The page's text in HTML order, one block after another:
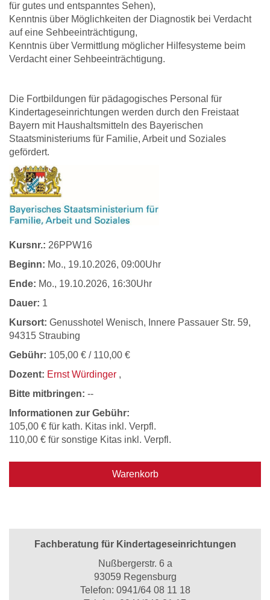
für gutes und entspanntes Sehen),
Kenntnis über Möglichkeiten der Diagnostik bei Verdacht
auf eine Sehbeeinträchtigung,
Kenntnis über Vermittlung möglicher Hilfesysteme beim
Verdacht einer Sehbeeinträchtigung.
Die Fortbildungen für pädagogisches Personal für
Kindertageseinrichtungen werden durch den Freistaat
Bayern mit Haushaltsmitteln des Bayerischen
Staatsministeriums für Familie, Arbeit und Soziales
gefördert.
Kursnr.: 26PPW16
Beginn: Mo., 19.10.2026, 09:00Uhr
Ende: Mo., 19.10.2026, 16:30Uhr
Dauer: 1
Kursort: Genusshotel Wenisch, Innere Passauer Str. 59,
94315 Straubing
Gebühr: 105,00 € / 110,00 €
Dozent: Ernst Würdinger ,
Bitte mitbringen: --
Informationen zur Gebühr:
105,00 € für kath. Kitas inkl. Verpfl.
110,00 € für sonstige Kitas inkl. Verpfl.
Warenkorb
Fachberatung für Kindertageseinrichtungen
Nußbergerstr. 6 a
93059 Regensburg
Telefon: 0941/64 08 11 18